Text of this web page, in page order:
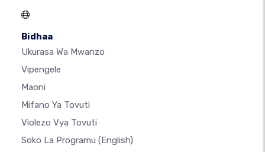
Bidhaa
Ukurasa Wa Mwanzo
Vipengele
Maoni
Mifano Ya Tovuti
Violezo Vya Tovuti
Soko La Programu (English)